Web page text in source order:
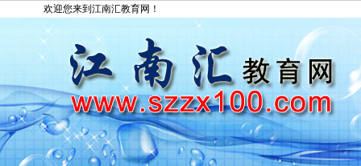
欢迎您来到江南汇教育网！